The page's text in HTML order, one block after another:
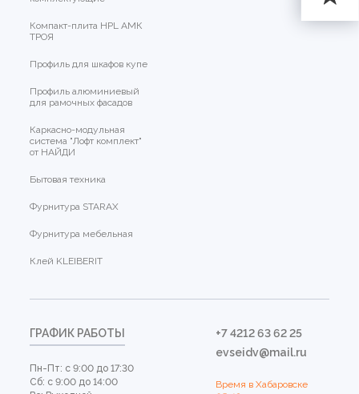
Компакт-плита HPL АМК
ТРОЯ
Профиль для шкафов купе
Профиль алюминиевый
для рамочных фасадов
Каркасно-модульная
система "Лофт комплект"
от НАЙДИ
Бытовая техника
Фурнитура STARAX
Фурнитура мебельная
Клей KLEIBERIT
ГРАФИК РАБОТЫ
Пн-Пт: с 9:00 до 17:30
Сб: с 9:00 до 14:00
+7 4212 63 62 25
evseidv@mail.ru
Время в Хабаровске